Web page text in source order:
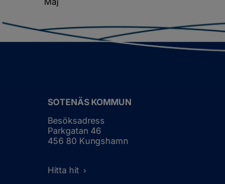
SOTENÄS KOMMUN
Besöksadress
Parkgatan 46
456 80 Kungshamn
Hitta hit